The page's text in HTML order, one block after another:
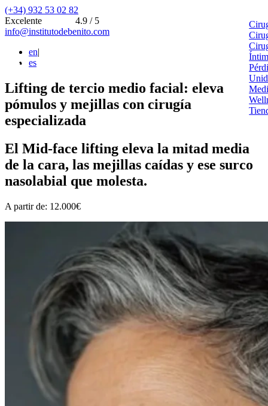
(+34) 932 53 02 82
Excelente
4.9 / 5
info@institutodebenito.com
en|
es
Lifting de tercio medio facial: eleva
pómulos y mejillas con cirugía
especializada
El Mid-face lifting eleva la mitad media
de la cara, las mejillas caídas y ese surco
nasolabial que molesta.
A partir de: 12.000€